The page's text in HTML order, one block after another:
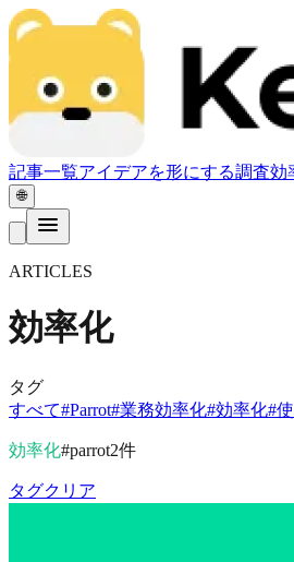
記事一覧アイデアを形にする調査効
🌐
ARTICLES
効率化
タグ
すべて#Parrot#業務効率化#効率化#
効率化#parrot2件
タグクリア